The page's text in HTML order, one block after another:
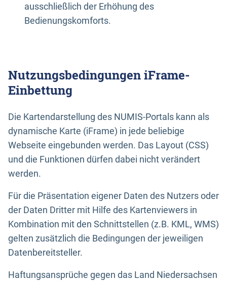
ausschließlich der Erhöhung des
Bedienungskomforts.
Nutzungsbedingungen iFrame-
Einbettung
Die Kartendarstellung des NUMIS-Portals kann als
dynamische Karte (iFrame) in jede beliebige
Webseite eingebunden werden. Das Layout (CSS)
und die Funktionen dürfen dabei nicht verändert
werden.
Für die Präsentation eigener Daten des Nutzers oder
der Daten Dritter mit Hilfe des Kartenviewers in
Kombination mit den Schnittstellen (z.B. KML, WMS)
gelten zusätzlich die Bedingungen der jeweiligen
Datenbereitsteller.
Haftungsansprüche gegen das Land Niedersachsen